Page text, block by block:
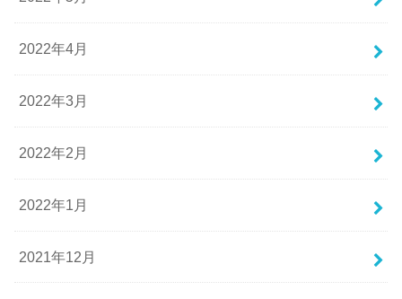
2022年4月
2022年3月
2022年2月
2022年1月
2021年12月